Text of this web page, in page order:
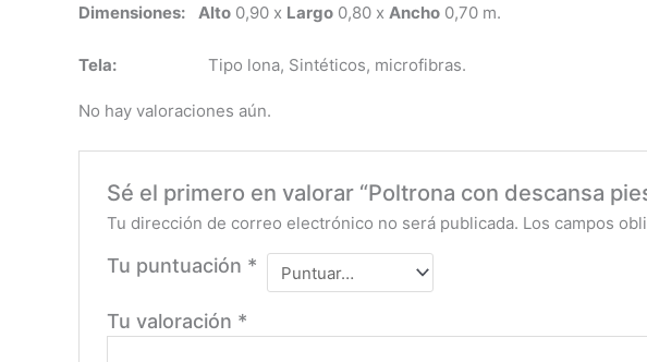
Dimensiones: Alto 0,90 x Largo 0,80 x Ancho 0,70 m.
Tela: Tipo lona, Sintéticos, microfibras.
No hay valoraciones aún.
Sé el primero en valorar “Poltrona con descansa
Tu dirección de correo electrónico no será publicada. Los campos
Tu puntuación *
Tu valoración *